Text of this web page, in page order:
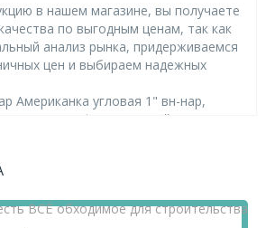
в нашем магазине, вы получаете
по выгодным ценам, так как
анализ рынка, придерживаемся
цен и выбираем надежных
Американка угловая 1" вн-нар,
и оформите свой заказ.